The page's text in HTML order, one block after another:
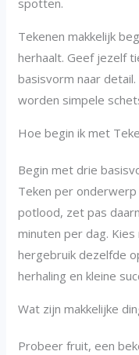
spotten.
Tekenen makkelijk
herhaalt. Geef jezelf
basisvorm naar
worden simpele
Hoe begin ik met
Begin met drie
Teken per
potlood, zet pas
minuten per dag.
hergebruik dezelfde
herhaling en kleine
Wat zijn makkelijke
Probeer fruit, een